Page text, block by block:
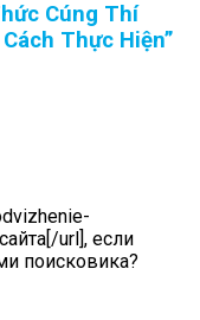
Cúng Thí
Thực Hiện”
url], если
поисковика?